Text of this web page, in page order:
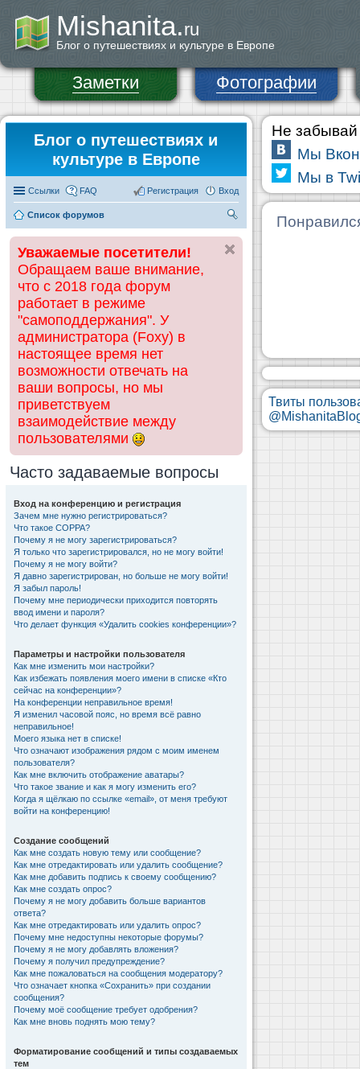
Mishanita.ru
Блог о путешествиях и культуре в Европе
Заметки Фотографии
Блог о путешествиях и
культуре в Европе
Ссылки FAQ Вход
Регистрация
Список форумов
ск
Уважаемые посетители!
Обращаем ваше внимание,
что с 2018 года форум
работает в режиме
"самоподдержания". У
администратора (Foxy) в
настоящее время нет
возможности отвечать на
ваши вопросы, но мы
приветствуем
взаимодействие между
пользователями
Часто задаваемые вопросы
Вход на конференцию и регистрация
Зачем мне нужно регистрироваться?
Что такое COPPA?
Почему я не могу зарегистрироваться?
Я только что зарегистрировался, но не могу войти!
Почему я не могу войти?
Я давно зарегистрирован, но больше не могу войти!
Я забыл пароль!
Почему мне периодически приходится повторять
ввод имени и пароля?
Что делает функция «Удалить cookies конференции»?
Параметры и настройки пользователя
Как мне изменить мои настройки?
Как избежать появления моего имени в списке «Кто
сейчас на конференции»?
На конференции неправильное время!
Я изменил часовой пояс, но время всё равно
неправильное!
Моего языка нет в списке!
Что означают изображения рядом с моим именем
пользователя?
Как мне включить отображение аватары?
Что такое звание и как я могу изменить его?
Когда я щёлкаю по ссылке «email», от меня требуют
войти на конференцию!
Создание сообщений
Как мне создать новую тему или сообщение?
Как мне отредактировать или удалить сообщение?
Как мне добавить подпись к своему сообщению?
Как мне создать опрос?
Почему я не могу добавить больше вариантов
ответа?
Как мне отредактировать или удалить опрос?
Почему мне недоступны некоторые форумы?
Почему я не могу добавлять вложения?
Почему я получил предупреждение?
Как мне пожаловаться на сообщения модератору?
Что означает кнопка «Сохранить» при создании
сообщения?
Почему моё сообщение требует одобрения?
Как мне вновь поднять мою тему?
Форматирование сообщений и типы создаваемых
тем
Не забывай
Мы
Мы в
Твиты